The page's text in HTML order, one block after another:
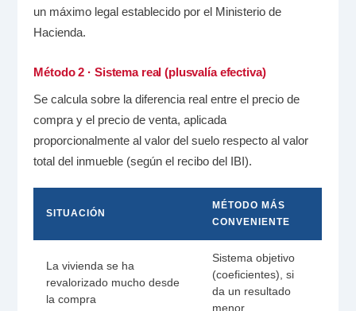
un máximo legal establecido por el Ministerio de
Hacienda.
Método 2 · Sistema real (plusvalía efectiva)
Se calcula sobre la diferencia real entre el precio de
compra y el precio de venta, aplicada
proporcionalmente al valor del suelo respecto al valor
total del inmueble (según el recibo del IBI).
SITUACIÓN
MÉTODO MÁS
CONVENIENTE
La vivienda se ha
revalorizado mucho desde
la compra
Sistema objetivo
(coeficientes), si
da un resultado
menor